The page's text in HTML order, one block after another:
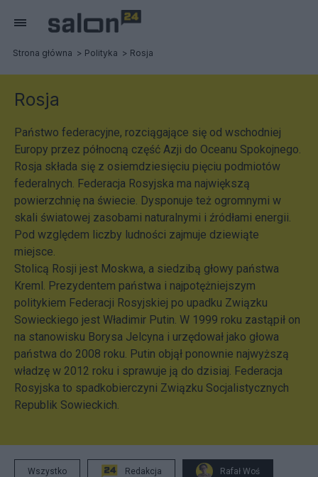
Strona główna Polityka Rosja
Rosja
Państwo federacyjne, rozciągające się od wschodniej
Europy przez północną część Azji do Oceanu Spokojnego.
Rosja składa się z osiemdziesięciu pięciu podmiotów
federalnych. Federacja Rosyjska ma największą
powierzchnię na świecie. Dysponuje też ogromnymi w
skali światowej zasobami naturalnymi i źródłami energii.
Pod względem liczby ludności zajmuje dziewiąte
miejsce.
Stolicą Rosji jest Moskwa, a siedzibą głowy państwa
Kreml. Prezydentem państwa i najpotężniejszym
politykiem Federacji Rosyjskiej po upadku Związku
Sowieckiego jest Władimir Putin. W 1999 roku zastąpił on
na stanowisku Borysa Jelcyna i urzędował jako głowa
państwa do 2008 roku. Putin objął ponownie najwyższą
władzę w 2012 roku i sprawuje ją do dzisiaj. Federacja
Rosyjska to spadkobierczyni Związku Socjalistycznych
Republik Sowieckich.
Wszystko Redakcja Rafał Woś